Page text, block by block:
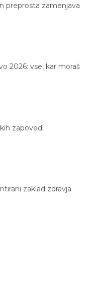
preprosta zamenjava
2026: vse, kar moraš
zapovedi
zaklad zdravja